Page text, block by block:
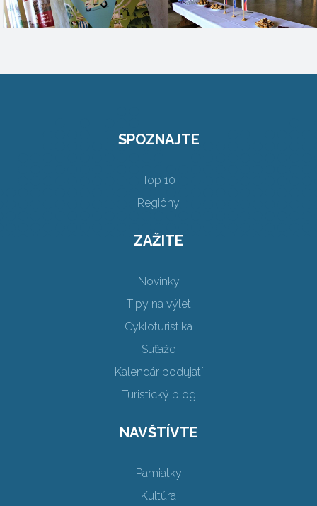
SPOZNAJTE
Top 10
Regióny
ZAŽITE
Novinky
Tipy na výlet
Cykloturistika
Súťaže
Kalendár podujatí
Turistický blog
NAVŠTÍVTE
Pamiatky
Kultúra